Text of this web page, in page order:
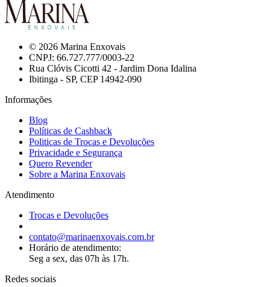
© 2026 Marina Enxovais
CNPJ: 66.727.777/0003-22
Rua Clóvis Cicotti 42 - Jardim Dona Idalina
Ibitinga - SP, CEP 14942-090
Informações
Blog
Políticas de Cashback
Politicas de Trocas e Devoluções
Privacidade e Segurança
Quero Revender
Sobre a Marina Enxovais
Atendimento
Trocas e Devoluções
contato@marinaenxovais.com.br
Horário de atendimento:
Seg a sex, das 07h às 17h.
Redes sociais